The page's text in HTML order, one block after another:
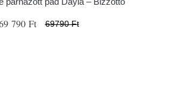
790 Ft 69790 Ft